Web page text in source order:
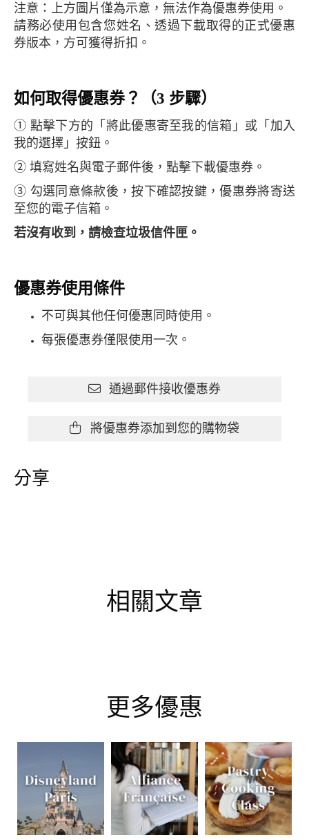
注意：上方圖片僅為示意，無法作為優惠券使用。
請務必使用包含您姓名、透過下載取得的正式優惠
券版本，方可獲得折扣。
如何取得優惠券？（3 步驟）
① 點擊下方的「將此優惠寄至我的信箱」或「加入
我的選擇」按鈕。
② 填寫姓名與電子郵件後，點擊下載優惠券。
③ 勾選同意條款後，按下確認按鍵，優惠券將寄送
至您的電子信箱。
若沒有收到，請檢查垃圾信件匣。
優惠券使用條件
不可與其他任何優惠同時使用。
每張優惠券僅限使用一次。
通過郵件接收優惠券
將優惠券添加到您的購物袋
分享
相關文章
更多優惠